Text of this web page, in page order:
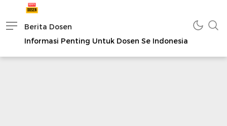
Berita Dosen
Informasi Penting Untuk Dosen Se Indonesia